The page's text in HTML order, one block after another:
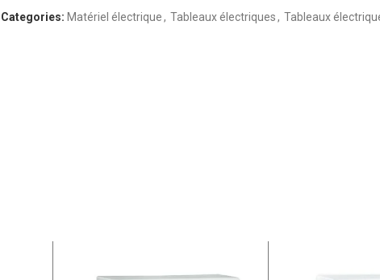
Categories: Matériel électrique, Tableaux électriques, Tableaux